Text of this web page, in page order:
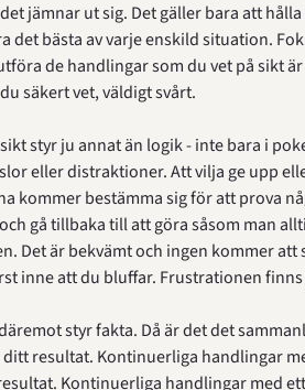
jämnar ut sig. Det gäller bara att
det bästa av varje enskild situation.
de handlingar som du vet på sikt
säkert vet, väldigt svårt.
styr ju annat än logik - inte bara i
eller distraktioner. Att vilja ge upp
kommer bestämma sig för att prova
gå tillbaka till att göra såsom man
Det är bekvämt och ingen kommer
inne att du bluffar. Frustrationen finns
styr fakta. Då är det det
resultat. Kontinuerliga handlingar
Kontinuerliga handlingar med